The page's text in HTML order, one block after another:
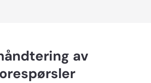
av